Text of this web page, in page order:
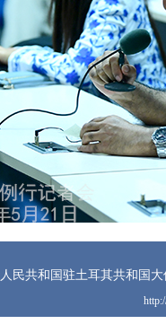
民共和国驻土耳其共和国大